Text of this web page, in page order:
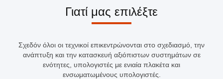
Γιατί μας επιλέξτε
Σχεδόν όλοι οι τεχνικοί επικεντρώνονται στο σχεδιασμό, την
ανάπτυξη και την κατασκευή αξιόπιστων συστημάτων σε
ενότητες, υπολογιστές με ενιαία πλακέτα και
ενσωματωμένους υπολογιστές.